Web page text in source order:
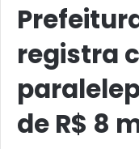
registra
de R$ 8